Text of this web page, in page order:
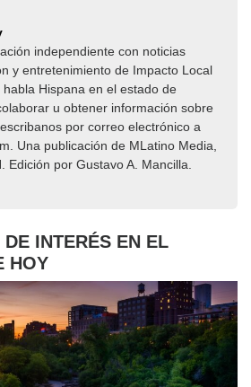
independiente con noticias
y entretenimiento de Impacto Local​​
Hispana en el estado de
u obtener información sobre
por correo electrónico a
Una publicación de MLatino Media,
Edición por Gustavo A. Mancilla.
INTERÉS EN EL
HOY